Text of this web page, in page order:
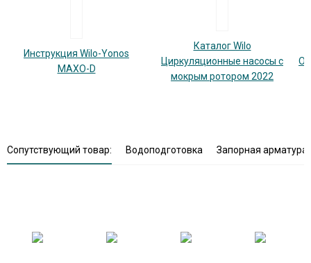
Инструкция Wilo-Yonos
MAXO-D
Каталог Wilo
Циркуляционные насосы с
мокрым ротором 2022
Сопутствующий товар: Водоподготовка Запорная арматура